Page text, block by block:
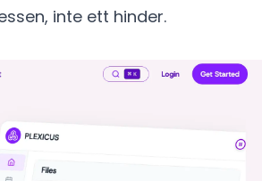
inte ett hinder.